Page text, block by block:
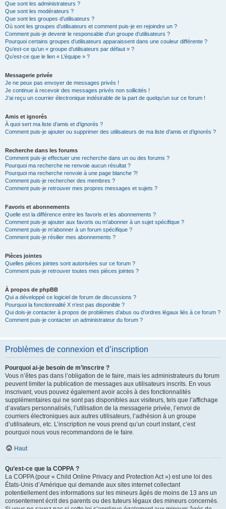
Que sont les administrateurs ?
Que sont les modérateurs ?
Que sont les groupes d’utilisateurs ?
Où sont les groupes d’utilisateurs et comment puis-je en rejoindre un ?
Comment puis-je devenir le responsable d’un groupe d’utilisateurs ?
Pourquoi certains groupes d’utilisateurs apparaissent dans une couleur différente ?
Qu’est-ce qu’un « groupe d’utilisateurs par défaut » ?
Qu’est-ce que le lien « L’équipe » ?
Messagerie privée
Je ne peux pas envoyer de messages privés !
Je continue à recevoir des messages privés non sollicités !
J’ai reçu un courrier électronique indésirable de la part de quelqu’un sur ce forum !
Amis et ignorés
À quoi sert ma liste d’amis et d’ignorés ?
Comment puis-je ajouter ou supprimer des utilisateurs de ma liste d’amis et d’ignorés ?
Recherche dans les forums
Comment puis-je effectuer une recherche dans un ou des forums ?
Pourquoi ma recherche ne renvoie aucun résultat ?
Pourquoi ma recherche renvoie à une page blanche ?!
Comment puis-je rechercher des membres ?
Comment puis-je retrouver mes propres messages et sujets ?
Favoris et abonnements
Quelle est la différence entre les favoris et les abonnements ?
Comment puis-je ajouter aux favoris ou m’abonner à un sujet spécifique ?
Comment puis-je m’abonner à un forum spécifique ?
Comment puis-je résilier mes abonnements ?
Pièces jointes
Quelles pièces jointes sont autorisées sur ce forum ?
Comment puis-je retrouver toutes mes pièces jointes ?
À propos de phpBB
Qui a développé ce logiciel de forum de discussions ?
Pourquoi la fonctionnalité X n’est pas disponible ?
Qui dois-je contacter à propos de problèmes d’abus ou d’ordres légaux liés à ce forum ?
Comment puis-je contacter un administrateur du forum ?
Problèmes de connexion et d’inscription
Pourquoi ai-je besoin de m’inscrire ?
Vous n’êtes pas dans l’obligation de le faire, mais les administrateurs du forum
peuvent limiter la publication de messages aux utilisateurs inscrits. En vous
inscrivant, vous pouvez également avoir accès à des fonctionnalités
supplémentaires qui ne sont pas disponibles aux visiteurs, tels que l’affichage
d’avatars personnalisés, l’utilisation de la messagerie privée, l’envoi de
courriers électroniques aux autres utilisateurs, l’adhésion à un groupe
d’utilisateurs, etc. L’inscription ne vous prend qu’un court instant, c’est
pourquoi nous vous recommandons de le faire.
Haut
Qu’est-ce que la COPPA ?
La COPPA (pour « Child Online Privacy and Protection Act ») est une loi des
États-Unis d’Amérique qui demande aux sites internet collectant
potentiellement des informations sur les mineurs âgés de moins de 13 ans un
consentement écrit des parents ou des tuteurs légaux des mineurs concernés.